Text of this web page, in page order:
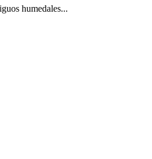
humedales...